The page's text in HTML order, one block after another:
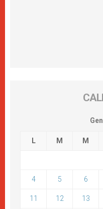
L M M
4 5 6
11 12 13